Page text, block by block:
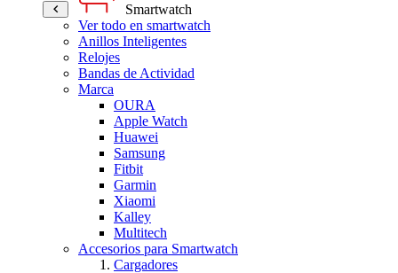
Smartwatch
Ver todo en smartwatch
Anillos Inteligentes
Relojes
Bandas de Actividad
Marca
OURA
Apple Watch
Huawei
Samsung
Fitbit
Garmin
Xiaomi
Kalley
Multitech
Accesorios para Smartwatch
Cargadores